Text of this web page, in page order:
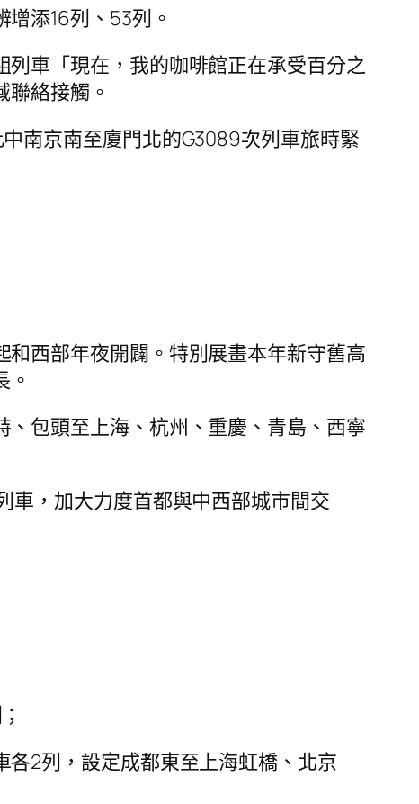
添16列、53列。
車「現在，我的咖啡館正在承受百分之
絡接觸。
南京南至廈門北的G3089次列車旅時緊
西部年夜開闢。特別展畫本年新守舊高
、包頭至上海、杭州、重慶、青島、西寧
車，加大力度首都與中西部城市間交
2列，設定成都東至上海虹橋、北京